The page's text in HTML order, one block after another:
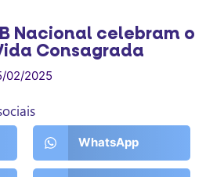
Nacional celebram o
Consagrada
02/2025
WhatsApp